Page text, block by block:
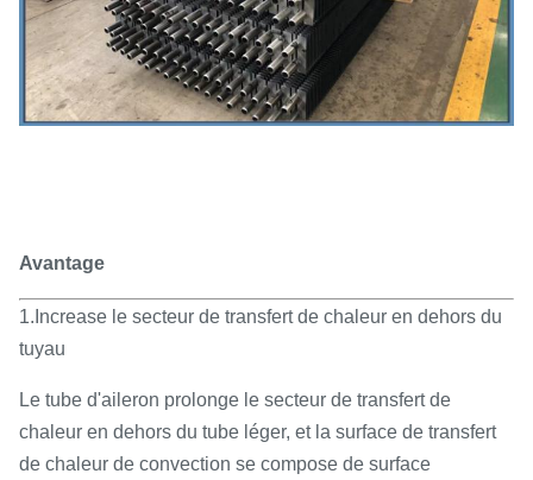
Avantage
1.Increase le secteur de transfert de chaleur en dehors du
tuyau
Le tube d'aileron prolonge le secteur de transfert de
chaleur en dehors du tube léger, et la surface de transfert
de chaleur de convection se compose de surface